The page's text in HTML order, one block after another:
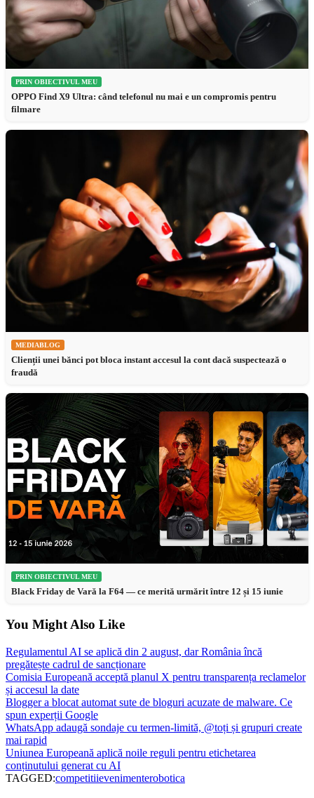
PRIN OBIECTIVUL MEU
OPPO Find X9 Ultra: când telefonul nu mai e un compromis pentru
filmare
MEDIABLOG
Clienții unei bănci pot bloca instant accesul la cont dacă suspectează o
fraudă
PRIN OBIECTIVUL MEU
Black Friday de Vară la F64 — ce merită urmărit între 12 și 15 iunie
You Might Also Like
Regulamentul AI se aplică din 2 august, dar România încă
pregătește cadrul de sancționare
Comisia Europeană acceptă planul X pentru transparența reclamelor
și accesul la date
Blogger a blocat automat sute de bloguri acuzate de malware. Ce
spun experții Google
WhatsApp adaugă sondaje cu termen-limită, @toți și grupuri create
mai rapid
Uniunea Europeană aplică noile reguli pentru etichetarea
conținutului generat cu AI
TAGGED:competitiievenimenterobotica